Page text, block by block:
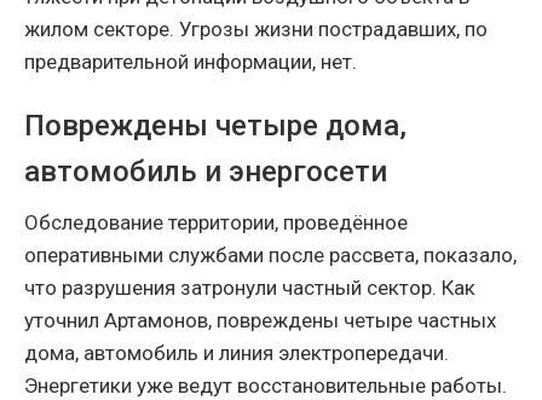
жилом секторе. Угрозы жизни пострадавших, по
предварительной информации, нет.
Повреждены четыре дома,
автомобиль и энергосети
Обследование территории, проведённое
оперативными службами после рассвета, показало,
что разрушения затронули частный сектор. Как
уточнил Артамонов, повреждены четыре частных
дома, автомобиль и линия электропередачи.
Энергетики уже ведут восстановительные работы.